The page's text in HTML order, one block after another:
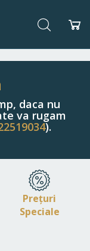
Căutare
daca nu
va rugam
).
Prețuri
Speciale